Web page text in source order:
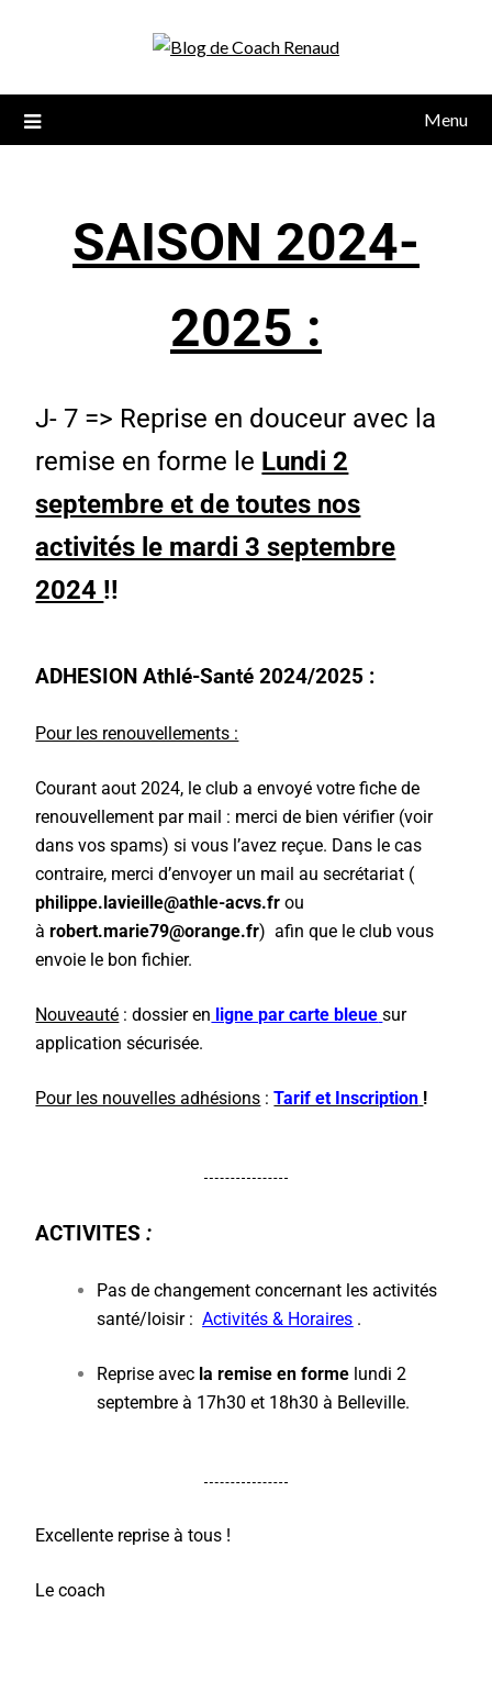
Menu
SAISON 2024-
2025 :
J- 7 => Reprise en douceur avec la
remise en forme le Lundi 2
septembre et de toutes nos
activités le mardi 3 septembre
2024 !!
ADHESION Athlé-Santé 2024/2025 :
Pour les renouvellements :
Courant aout 2024, le club a envoyé votre fiche de
renouvellement par mail : merci de bien vérifier (voir
dans vos spams) si vous l’avez reçue. Dans le cas
contraire, merci d’envoyer un mail au secrétariat (
philippe.lavieille@athle-acvs.fr ou
àrobert.marie79@orange.fr) afin que le club vous
envoie le bon fichier.
Nouveauté : dossier en ligne par carte bleue sur
application sécurisée.
Pour les nouvelles adhésions : Tarif et Inscription !
ACTIVITES:
Pas de changement concernant les activités
santé/loisir :Activités & Horaires .
Reprise avec la remise en forme lundi 2
septembre à 17h30 et 18h30 à Belleville.
Excellente reprise à tous !
Le coach